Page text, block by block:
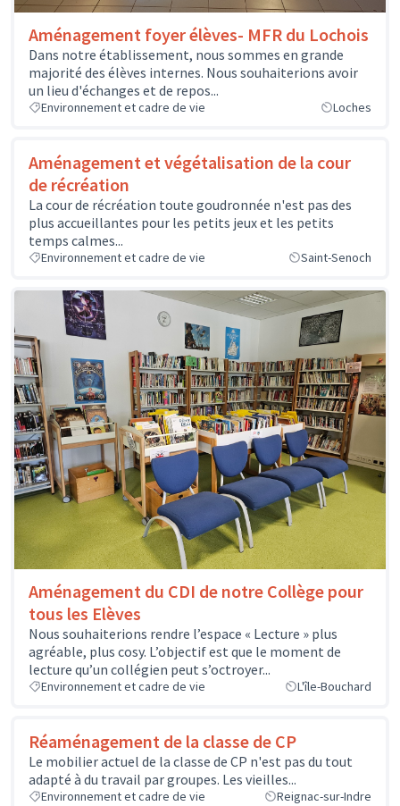
Aménagement foyer élèves- MFR du Lochois
Dans notre établissement, nous sommes en grande
majorité des élèves internes. Nous souhaiterions avoir
un lieu d'échanges et de repos...
Environnement et cadre de vie Loches
Aménagement et végétalisation de la cour
de récréation
La cour de récréation toute goudronnée n'est pas des
plus accueillantes pour les petits jeux et les petits
temps calmes...
Environnement et cadre de vie Saint-Senoch
Aménagement du CDI de notre Collège pour
tous les Elèves
Nous souhaiterions rendre l’espace « Lecture » plus
agréable, plus cosy. L’objectif est que le moment de
lecture qu’un collégien peut s’octroyer...
Environnement et cadre de vie L'île-Bouchard
Réaménagement de la classe de CP
Le mobilier actuel de la classe de CP n'est pas du tout
adapté à du travail par groupes. Les vieilles...
Environnement et cadre de vie Reignac-sur-Indre